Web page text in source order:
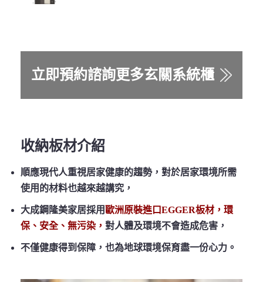
立即預約諮詢更多玄關系統櫃
收納板材介紹
順應現代人重視居家健康的趨勢，對於居家環境所需
使用的材料也越來越講究，
大成鋼隆美家居採用 歐洲原裝進口EGGER板材，環
保、安全、無污染， 對人體及環境不會造成危害，
不僅健康得到保障，也為地球環境保育盡一份心力。